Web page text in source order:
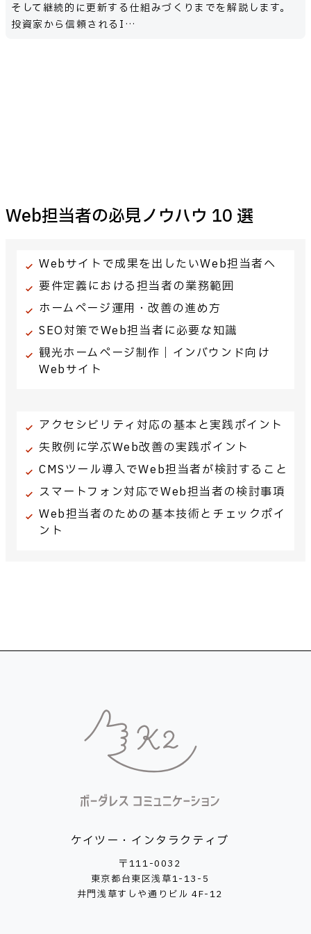
そして継続的に更新する仕組みづくりまでを解説します。
投資家から信頼されるI…
Web担当者の必見ノウハウ 10 選
Webサイトで成果を出したいWeb担当者へ
要件定義における担当者の業務範囲
ホームページ運用・改善の進め方
SEO対策でWeb担当者に必要な知識
観光ホームページ制作｜インバウンド向け
Webサイト
アクセシビリティ対応の基本と実践ポイント
失敗例に学ぶWeb改善の実践ポイント
CMSツール導入でWeb担当者が検討すること
スマートフォン対応でWeb担当者の検討事項
Web担当者のための基本技術とチェックポイ
ント
ケイツー・インタラクティブ
〒111-0032
東京都台東区浅草1-13-5
井門浅草すしや通りビル 4F-12